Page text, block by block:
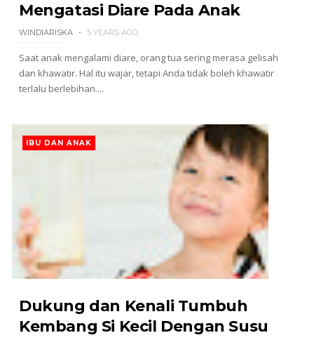
Mengatasi Diare Pada Anak
WINDIARISKA 5 YEARS AGO
Saat anak mengalami diare, orang tua sering merasa gelisah
dan khawatir. Hal itu wajar, tetapi Anda tidak boleh khawatir
terlalu berlebihan....
IBU DAN ANAK
Dukung dan Kenali Tumbuh
Kembang Si Kecil Dengan Susu